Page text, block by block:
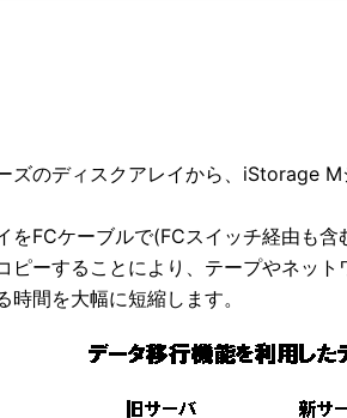
ズのディスクアレイから、iStorage
をFCケーブルで(FCスイッチ経由も
ピーすることにより、テープやネッ
間を大幅に短縮します。